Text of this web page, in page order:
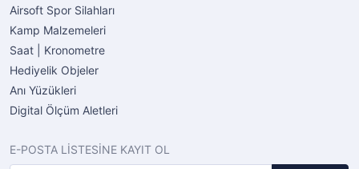
Airsoft Spor Silahları
Kamp Malzemeleri
Saat | Kronometre
Hediyelik Objeler
Anı Yüzükleri
Digital Ölçüm Aletleri
E-POSTA LİSTESİNE KAYIT OL